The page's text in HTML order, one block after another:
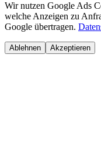
Wir nutzen Google Ads
welche Anzeigen zu
Google übertragen.
Ablehnen Akzeptieren